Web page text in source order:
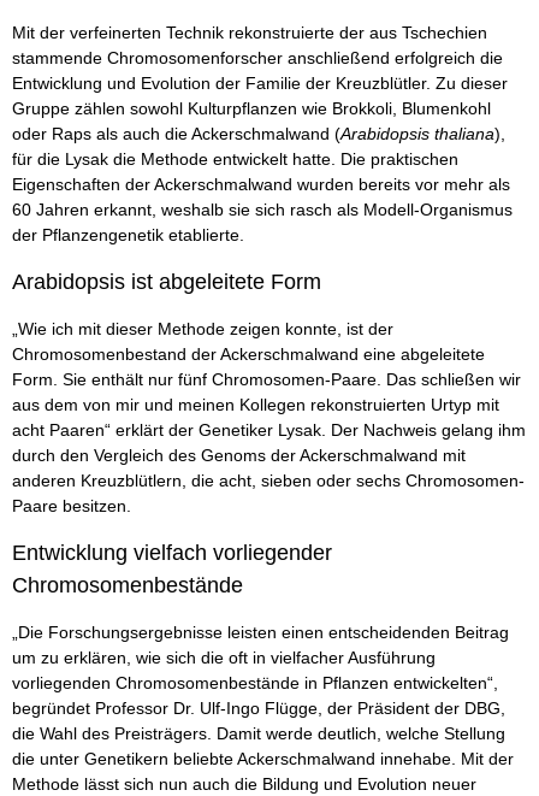
Mit der verfeinerten Technik rekonstruierte der aus Tschechien
stammende Chromosomenforscher anschließend erfolgreich die
Entwicklung und Evolution der Familie der Kreuzblütler. Zu dieser
Gruppe zählen sowohl Kulturpflanzen wie Brokkoli, Blumenkohl
oder Raps als auch die Ackerschmalwand (Arabidopsis thaliana),
für die Lysak die Methode entwickelt hatte. Die praktischen
Eigenschaften der Ackerschmalwand wurden bereits vor mehr als
60 Jahren erkannt, weshalb sie sich rasch als Modell-Organismus
der Pflanzengenetik etablierte.
Arabidopsis ist abgeleitete Form
„Wie ich mit dieser Methode zeigen konnte, ist der
Chromosomenbestand der Ackerschmalwand eine abgeleitete
Form. Sie enthält nur fünf Chromosomen-Paare. Das schließen wir
aus dem von mir und meinen Kollegen rekonstruierten Urtyp mit
acht Paaren“ erklärt der Genetiker Lysak. Der Nachweis gelang ihm
durch den Vergleich des Genoms der Ackerschmalwand mit
anderen Kreuzblütlern, die acht, sieben oder sechs Chromosomen-
Paare besitzen.
Entwicklung vielfach vorliegender
Chromosomenbestände
„Die Forschungsergebnisse leisten einen entscheidenden Beitrag
um zu erklären, wie sich die oft in vielfacher Ausführung
vorliegenden Chromosomenbestände in Pflanzen entwickelten“,
begründet Professor Dr. Ulf-Ingo Flügge, der Präsident der DBG,
die Wahl des Preisträgers. Damit werde deutlich, welche Stellung
die unter Genetikern beliebte Ackerschmalwand innehabe. Mit der
Methode lässt sich nun auch die Bildung und Evolution neuer